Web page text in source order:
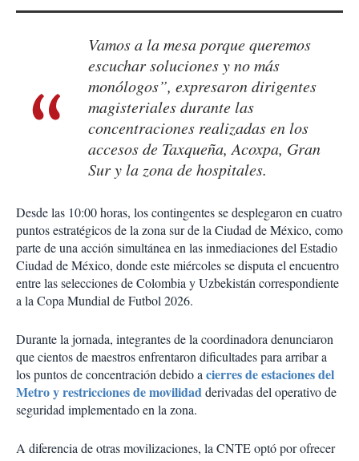
Vamos a la mesa porque queremos
escuchar soluciones y no más
monólogos”, expresaron dirigentes
magisteriales durante las
concentraciones realizadas en los
accesos de Taxqueña, Acoxpa, Gran
Sur y la zona de hospitales.
Desde las 10:00 horas, los contingentes se desplegaron en cuatro
puntos estratégicos de la zona sur de la Ciudad de México, como
parte de una acción simultánea en las inmediaciones del Estadio
Ciudad de México, donde este miércoles se disputa el encuentro
entre las selecciones de Colombia y Uzbekistán correspondiente
a la Copa Mundial de Futbol 2026.
Durante la jornada, integrantes de la coordinadora denunciaron
que cientos de maestros enfrentaron dificultades para arribar a
los puntos de concentración debido acierres de estaciones del
Metro y restricciones de movilidadderivadas del operativo de
seguridad implementado en la zona.
A diferencia de otras movilizaciones, la CNTE optó por ofrecer